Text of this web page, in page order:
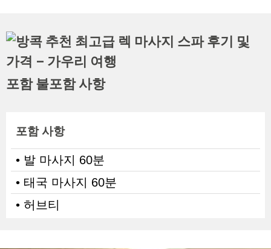
포함 불포함 사항
포함 사항
• 발 마사지 60분
• 태국 마사지 60분
• 허브티